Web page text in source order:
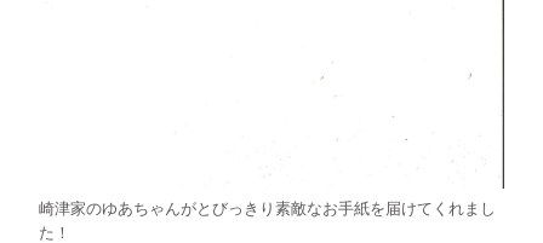
崎津家のゆあちゃんがとびっきり素敵なお手紙を届けてくれまし
た！